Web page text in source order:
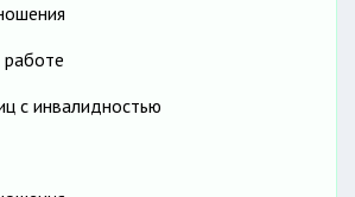
с инвалидностью